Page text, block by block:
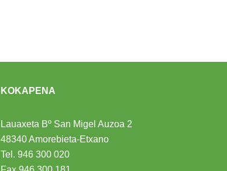
KOKAPENA
Lauaxeta Bº San Migel Auzoa 2
48340 Amorebieta-Etxano
Tel.946 300 020